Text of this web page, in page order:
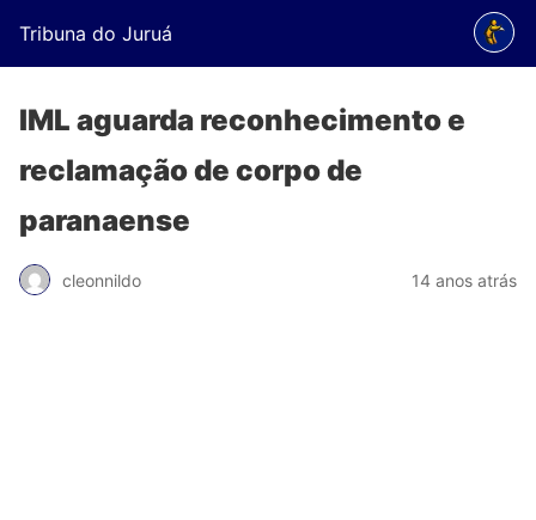
Tribuna do Juruá
IML aguarda reconhecimento e
reclamação de corpo de
paranaense
cleonnildo 14 anos atrás